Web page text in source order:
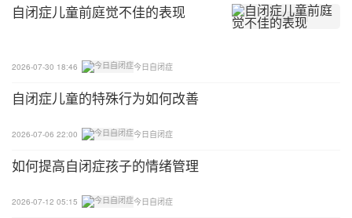
自闭症儿童前庭觉不佳的表现
2026-07-30 18:46 今日自闭症
自闭症儿童的特殊行为如何改善
2026-07-06 22:00 今日自闭症
如何提高自闭症孩子的情绪管理
2026-07-12 05:15 今日自闭症